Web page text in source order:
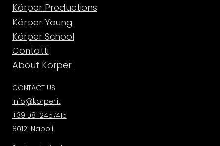
Körper Productions
Körper Young
Körper School
Contatti
About Körper
CONTACT US
info@korper.it
+39 081 2457415
80121 Napoli